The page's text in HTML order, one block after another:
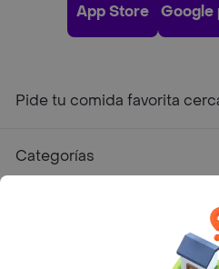
App Store Google
Pide tu comida favorita
Categorías